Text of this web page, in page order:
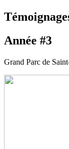
Année #3
Grand Parc de